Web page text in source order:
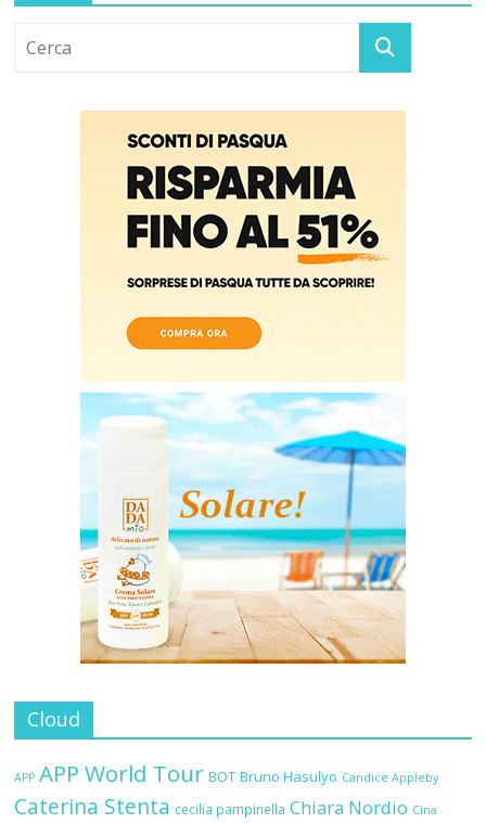
Cloud
APP APP World Tour BOT Bruno Hasulyo Candice Appleby
Caterina Stenta cecilia pampinella Chiara Nordio Cina